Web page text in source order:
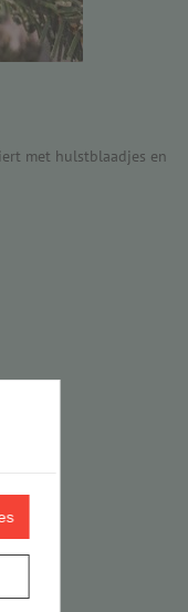
met hulstblaadjes en